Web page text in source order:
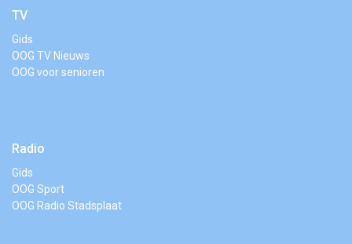
TV
Gids
OOG TV Nieuws
OOG voor senioren
Radio
Gids
OOG Sport
OOG Radio Stadsplaat